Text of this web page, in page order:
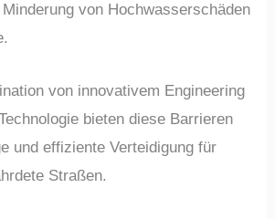
von Hochwasserschäden
von innovativem Engineering
bieten diese Barrieren
und effiziente Verteidigung für
Straßen.